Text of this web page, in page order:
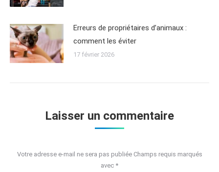
Erreurs de propriétaires d’animaux :
comment les éviter
17 février 2026
Laisser un commentaire
Votre adresse e-mail ne sera pas publiée Champs requis marqués
avec *